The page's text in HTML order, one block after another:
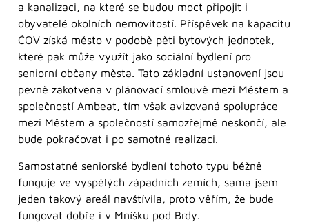
a kanalizaci, na které se budou moct připojit i
obyvatelé okolních nemovitostí. Příspěvek na kapacitu
ČOV získá město v podobě pěti bytových jednotek,
které pak může využít jako sociální bydlení pro
seniorní občany města. Tato základní ustanovení jsou
pevně zakotvena v plánovací smlouvě mezi Městem a
společností Ambeat, tím však avizovaná spolupráce
mezi Městem a společností samozřejmě neskončí, ale
bude pokračovat i po samotné realizaci.
Samostatné seniorské bydlení tohoto typu běžně
funguje ve vyspělých západních zemích, sama jsem
jeden takový areál navštívila, proto věřím, že bude
fungovat dobře i v Mníšku pod Brdy.